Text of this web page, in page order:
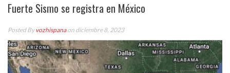
Fuerte Sismo se registra en México
Posted Byvozhispanaon diciembre 8, 2023